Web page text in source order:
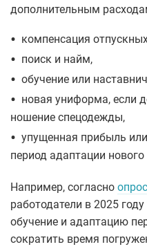
дополнительным
• компенсация
• поиск и найм,
• обучение или
• новая униформа, если
ношение спецодежды,
• упущенная прибыль
период адаптации
Например, согласно
работодатели в 2025
обучение и адаптацию
сократить время